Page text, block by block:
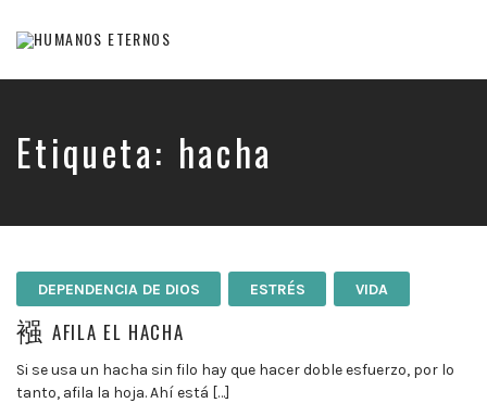
humanos,
nos
creó
Etiqueta: hacha
DEPENDENCIA DE DIOS ESTRÉS VIDA
AFILA EL HACHA
Si se usa un hacha sin filo hay que hacer doble esfuerzo, por lo
tanto, afila la hoja. Ahí está […]